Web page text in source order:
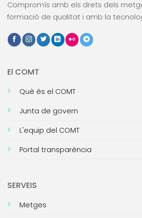
Compromís amb els drets dels
formació de qualitat i amb la
El COMT
Què és el COMT
Junta de govern
L'equip del COMT
Portal transparència
SERVEIS
Metges